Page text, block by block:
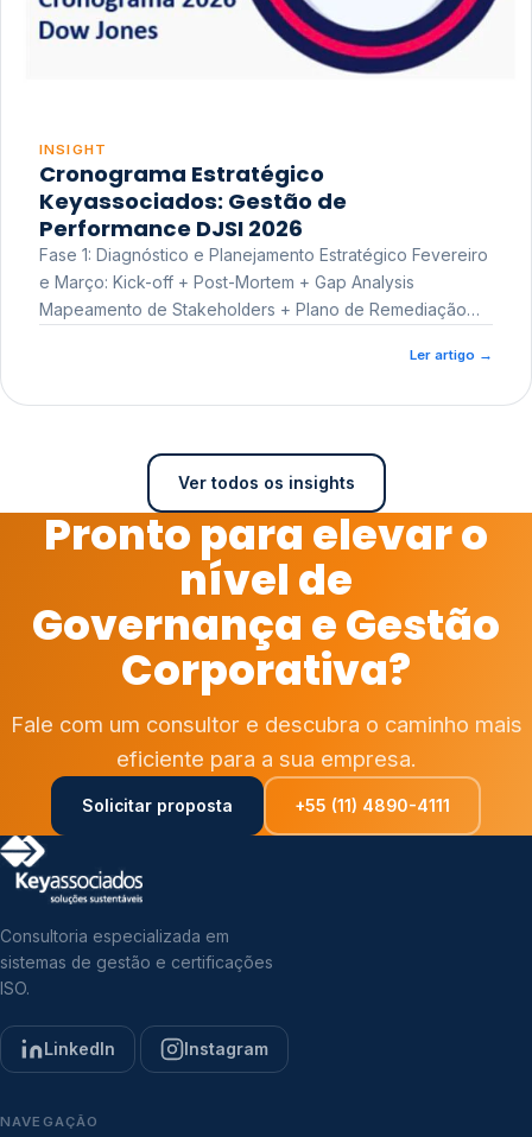
INSIGHT
Cronograma Estratégico
Keyassociados: Gestão de
Performance DJSI 2026
Fase 1: Diagnóstico e Planejamento Estratégico Fevereiro
e Março: Kick-off + Post-Mortem + Gap Analysis
Mapeamento de Stakeholders + Plano de Remediação
Ler artigo →
Ver todos os insights
Pronto para elevar o
nível de
Governança e Gestão
Corporativa?
Fale com um consultor e descubra o caminho mais
eficiente para a sua empresa.
Solicitar proposta +55 (11) 4890-4111
Consultoria especializada em
sistemas de gestão e certificações
ISO.
LinkedIn Instagram
NAVEGAÇÃO